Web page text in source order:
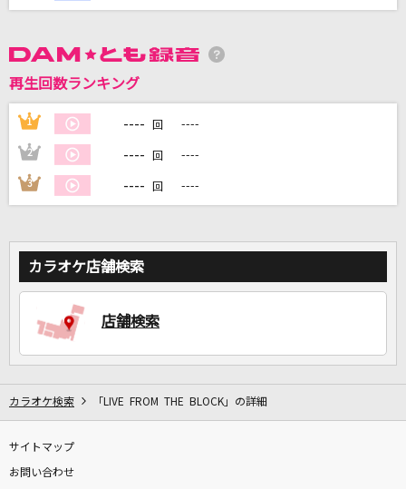
米津玄師
ヤングアダルト
マカロニえんぴつ
Bye-Good-Bye
BE:FIRST
もっと見る
DAMの新曲・ランキングなど
再生回数ランキング
1 ---- 回 ----
2 ---- 回 ----
3 ---- 回 ----
カラオケ店舗検索
店舗検索
カラオケ検索 「LIVE FROM THE BLOCK」の詳細
サイトマップ
お問い合わせ